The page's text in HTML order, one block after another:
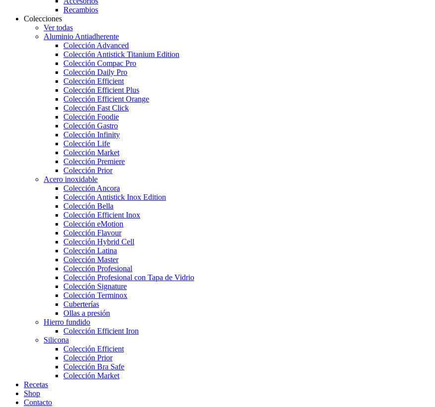
Recambios
Colecciones
Ver todas
Aluminio Antiadherente
Colección Advanced
Colección Antistick Titanium Edition
Colección Compac Pro
Colección Daily Pro
Colección Efficient
Colección Efficient Plus
Colección Efficient Orange
Colección Fast Click
Colección Foodie
Colección Gastro
Colección Infinity
Colección Life
Colección Market
Colección Premiere
Colección Prior
Acero inoxidable
Colección Ancora
Colección Antistick Inox Edition
Colección Bella
Colección Efficient Inox
Colección eMotion
Colección Flavour
Colección Hybrid Cell
Colección Latina
Colección Master
Colección Profesional
Colección Profesional con Tapa de Vidrio
Colección Signature
Colección Terminox
Cuberterías
Ollas a presión
Hierro fundido
Colección Efficient Iron
Silicona
Colección Efficient
Colección Prior
Colección Bra Safe
Colección Market
Recetas
Shop
Contacto